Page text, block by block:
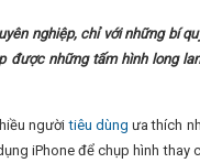
nghiệp, chỉ với những bí
được những tấm hình long
ngườitiêu dùng ưa thích
iPhone để chụp hình thay